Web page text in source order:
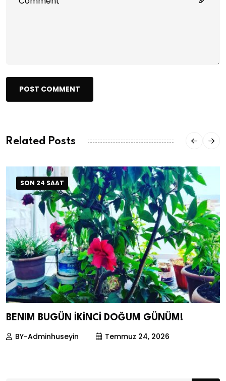
POST COMMENT
Related Posts
SON 24 SAAT
BENIM BUGÜN İKİNCİ DOĞUM GÜNÜM!
BY-Adminhuseyin Temmuz 24, 2026